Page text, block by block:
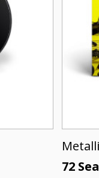
72